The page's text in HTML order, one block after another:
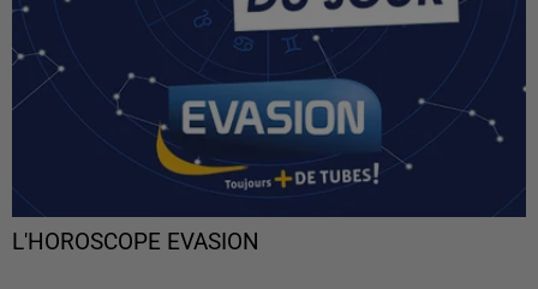
L'HOROSCOPE EVASION